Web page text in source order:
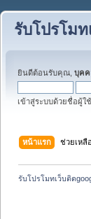
รับโปรโม
ยินดีต้อนรับคุณ, บุคค
เข้าสู่ระบบด้วยชื่อผู้ใ
หน้าแรก ช่วยเหลือ
รับโปรโมทเว็บติด